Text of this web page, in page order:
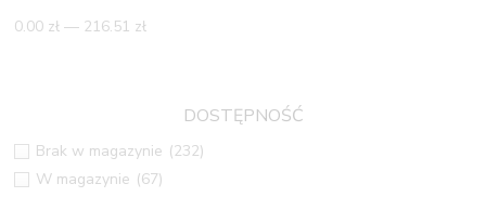
0.00 zł — 216.51 zł
DOSTĘPNOŚĆ
Brak w magazynie (232)
W magazynie (67)